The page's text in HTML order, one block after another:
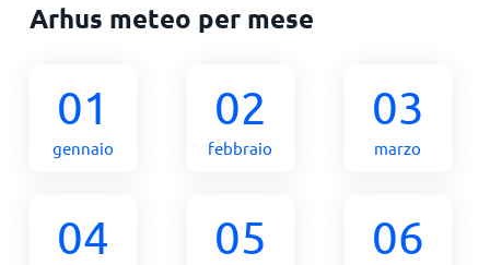
Arhus meteo per mese
01
gennaio
02
febbraio
03
marzo
04 05 06